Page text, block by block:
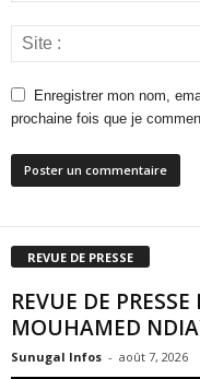
Enregistrer mon nom,
prochaine fois que je
REVUE DE PRESSE
REVUE DE
MOUHAMED
Sunugal Infos - août 7, 2026